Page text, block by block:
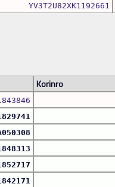
YV3T2U82XK1192661
Korinro